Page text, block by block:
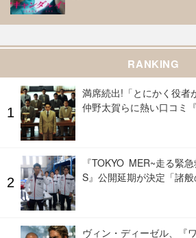
RANKING
満席続出!「とにかく役者
仲野太賀らに熱い口コミ
『TOKYO MER~走る緊
S』公開延期が決定「諸般
ヴィン・ディーゼル、『